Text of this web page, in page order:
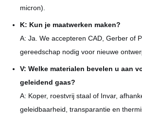
strikte
Ervaring in de sector
micron).
K: Kun je maatwerken maken?
A: Ja. We accepteren CAD, Gerber of
gereedschap nodig voor nieuwe
V: Welke materialen bevelen u aan
geleidend gaas?
A: Koper, roestvrij staal of Invar,
geleidbaarheid, transparantie en